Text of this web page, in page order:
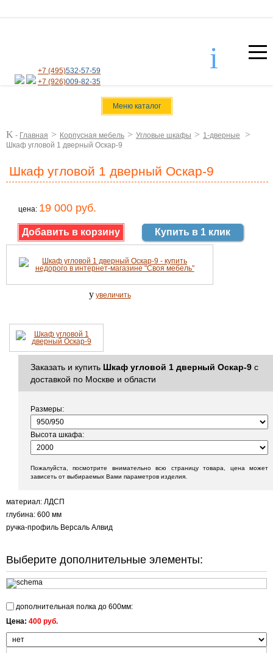
+7 (495)532-57-59
+7 (926)009-82-35
i
Меню каталог
K - Главная > Корпусная мебель > Угловые шкафы > 1-дверные >
Шкаф угловой 1 дверный Оскар-9
Шкаф угловой 1 дверный Оскар-9
цена: 19 000 руб.
Купить в 1 клик
y увеличить
Заказать и купить Шкаф угловой 1 дверный Оскар-9 с
доставкой по Москве и области
Размеры:
Высота шкафа:
Пожалуйста, посмотрите внимательно всю страницу товара, цена может
зависеть от выбираемых Вами параметров изделия.
материал: ЛДСП
глубина: 600 мм
ручка-профиль Версаль Алвид
Выберите дополнительные элементы:
дополнительная полка до 600мм:
Цена: 400 руб.